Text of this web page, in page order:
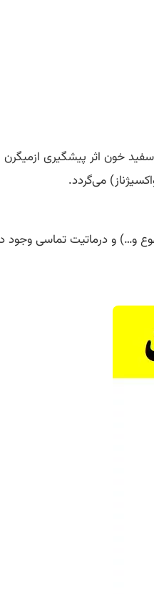
سفید خون اثر پیشگیری
می‌گردد.
و…) و درماتیت تماسی وجود